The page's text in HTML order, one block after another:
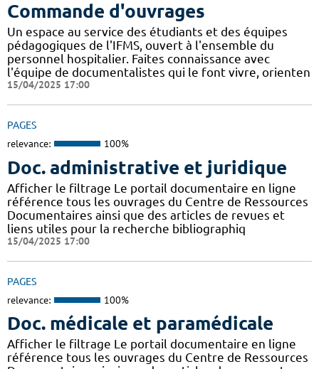
Commande d'ouvrages
Un espace au service des étudiants et des équipes
pédagogiques de l'IFMS, ouvert à l'ensemble du
personnel hospitalier. Faites connaissance avec
l'équipe de documentalistes qui le font vivre, orienten
15/04/2025 17:00
PAGES
relevance: 100%
Doc. administrative et juridique
Afficher le filtrage Le portail documentaire en ligne
référence tous les ouvrages du Centre de Ressources
Documentaires ainsi que des articles de revues et
liens utiles pour la recherche bibliographiq
15/04/2025 17:00
PAGES
relevance: 100%
Doc. médicale et paramédicale
Afficher le filtrage Le portail documentaire en ligne
référence tous les ouvrages du Centre de Ressources